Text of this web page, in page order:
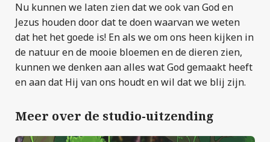
Nu kunnen we laten zien dat we ook van God en
Jezus houden door dat te doen waarvan we weten
dat het het goede is! En als we om ons heen kijken in
de natuur en de mooie bloemen en de dieren zien,
kunnen we denken aan alles wat God gemaakt heeft
en aan dat Hij van ons houdt en wil dat we blij zijn.
Meer over de studio-uitzending